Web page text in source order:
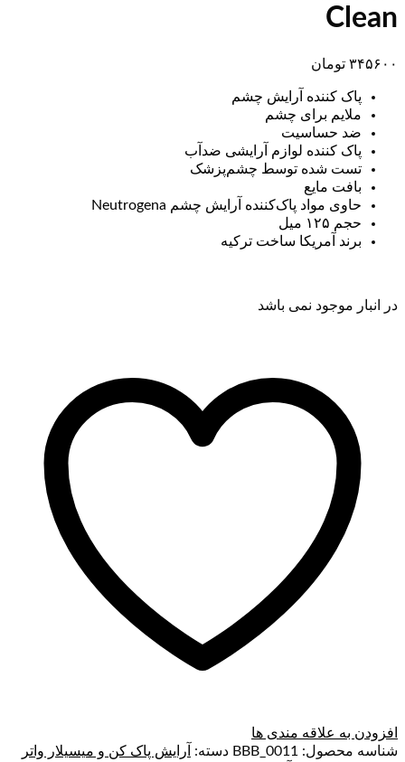
Clean
۳۴۵۶۰۰ تومان
پاک کننده آرایش چشم
ملایم برای چشم
ضد حساسیت
پاک کننده لوازم آرایشی ضدآب
تست شده توسط چشم‌پزشک
بافت مایع
حاوی مواد پاک‌کننده آرایش چشم Neutrogena
حجم ۱۲۵ میل
برند آمریکا ساخت ترکیه
در انبار موجود نمی باشد
افزودن به علاقه مندی ها
شناسه محصول: BBB_0011 دسته:
آرایش پاک کن و میسیلار واتر